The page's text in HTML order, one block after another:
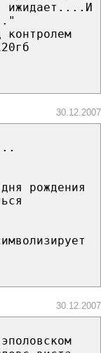
ижидает....И
30.12.2007
рождения
30.12.2007